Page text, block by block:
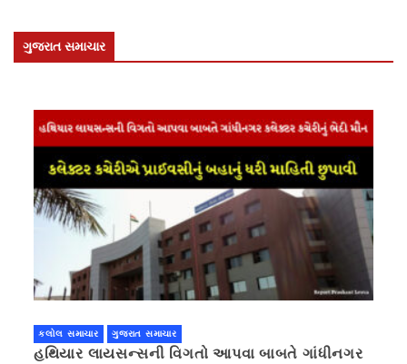
ગુજરાત સમાચાર
કલોલ સમાચાર ગુજરાત સમાચાર
હથિયાર લાયસન્સની વિગતો આપવા બાબતે ગાંધીનગર